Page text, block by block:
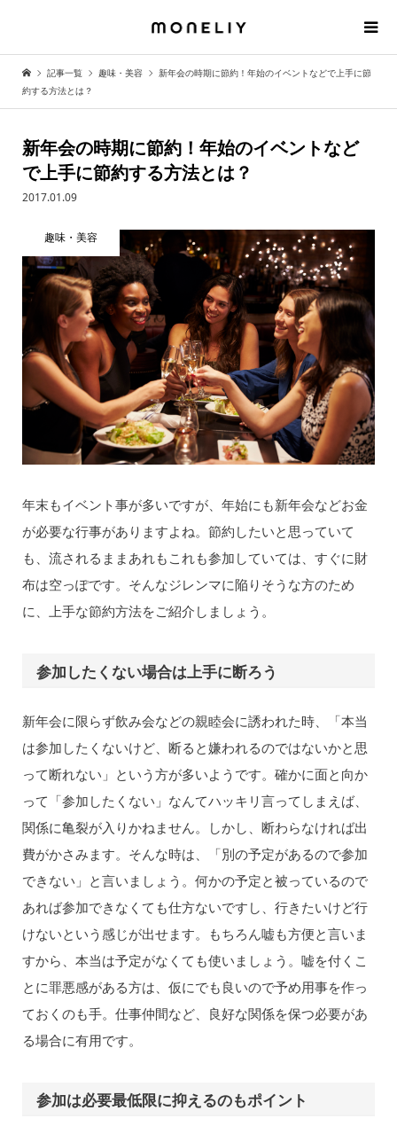
記事一覧 趣味・美容
新年会の時期に節約！年始のイベントなどで上手に節
約する方法とは？
新年会の時期に節約！年始のイベントなど
で上手に節約する方法とは？
2017.01.09
趣味・美容
年末もイベント事が多いですが、年始にも新年会などお金
が必要な行事がありますよね。節約したいと思っていて
も、流されるままあれもこれも参加していては、すぐに財
布は空っぽです。そんなジレンマに陥りそうな方のため
に、上手な節約方法をご紹介しましょう。
参加したくない場合は上手に断ろう
新年会に限らず飲み会などの親睦会に誘われた時、「本当
は参加したくないけど、断ると嫌われるのではないかと思
って断れない」という方が多いようです。確かに面と向か
って「参加したくない」なんてハッキリ言ってしまえば、
関係に亀裂が入りかねません。しかし、断わらなければ出
費がかさみます。そんな時は、「別の予定があるので参加
できない」と言いましょう。何かの予定と被っているので
あれば参加できなくても仕方ないですし、行きたいけど行
けないという感じが出せます。もちろん嘘も方便と言いま
すから、本当は予定がなくても使いましょう。嘘を付くこ
とに罪悪感がある方は、仮にでも良いので予め用事を作っ
ておくのも手。仕事仲間など、良好な関係を保つ必要があ
る場合に有用です。
参加は必要最低限に抑えるのもポイント